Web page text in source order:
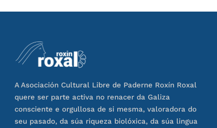
A Asociación Cultural Libre de Paderne Roxín Roxal
quere ser parte activa no renacer da Galiza
consciente e orgullosa de si mesma, valoradora do
seu pasado, da súa riqueza biolóxica, da súa lingua